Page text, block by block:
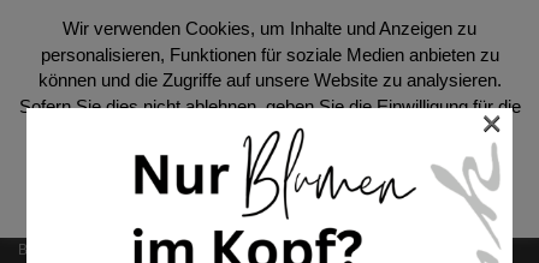
SOCIAL
Blumen Link GmbH
Wir verwenden Cookies, um Inhalte und Anzeigen zu
personalisieren, Funktionen für soziale Medien anbieten zu
können und die Zugriffe auf unsere Website zu analysieren.
Sofern Sie dies nicht ablehnen, geben Sie die Einwilligung für die
Benutzung unserer Cookies.
Akzeptieren Datenschutzerklärung
×